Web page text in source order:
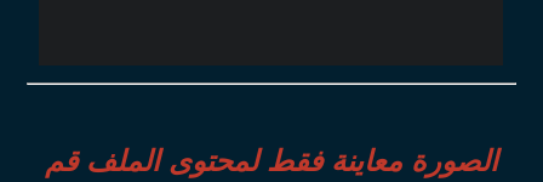
الصورة معاينة فقط لمحتوى الملف قم